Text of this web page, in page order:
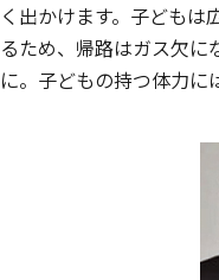
く出かけます。子どもは
るため、帰路はガス欠
に。子どもの持つ体力に